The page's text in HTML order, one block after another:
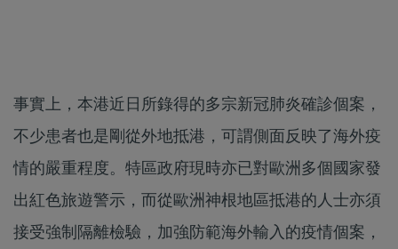
事實上，本港近日所錄得的多宗新冠肺炎確診個案，
不少患者也是剛從外地抵港，可謂側面反映了海外疫
情的嚴重程度。特區政府現時亦已對歐洲多個國家發
出紅色旅遊警示，而從歐洲神根地區抵港的人士亦須
接受強制隔離檢驗，加強防範海外輸入的疫情個案，